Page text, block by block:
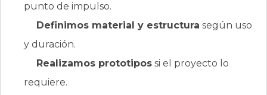
de impulso.
Definimos material y estructurasegún uso y
duración.
Realizamos prototipossi el proyecto lo
requiere.